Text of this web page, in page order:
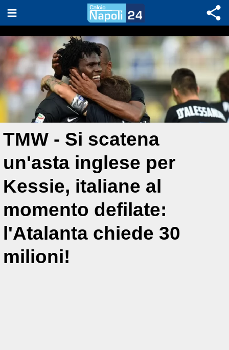
TMW - Si scatena
un'asta inglese per
Kessie, italiane al
momento defilate:
l'Atalanta chiede 30
milioni!